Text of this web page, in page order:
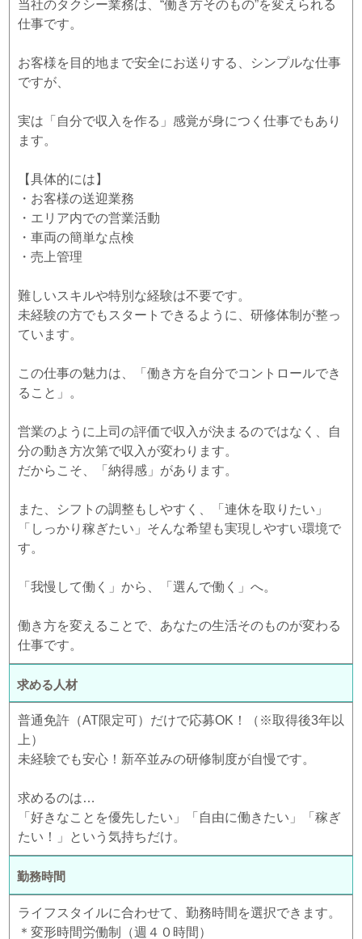
当社のタクシー業務は、“働き方そのもの”を変えられる
仕事です。
お客様を目的地まで安全にお送りする、シンプルな仕事
ですが、
実は「自分で収入を作る」感覚が身につく仕事でもあり
ます。
【具体的には】
・お客様の送迎業務
・エリア内での営業活動
・車両の簡単な点検
・売上管理
難しいスキルや特別な経験は不要です。
未経験の方でもスタートできるように、研修体制が整っ
ています。
この仕事の魅力は、「働き方を自分でコントロールでき
ること」。
営業のように上司の評価で収入が決まるのではなく、自
分の動き方次第で収入が変わります。
だからこそ、「納得感」があります。
また、シフトの調整もしやすく、「連休を取りたい」
「しっかり稼ぎたい」そんな希望も実現しやすい環境で
す。
「我慢して働く」から、「選んで働く」へ。
働き方を変えることで、あなたの生活そのものが変わる
仕事です。
求める人材
普通免許（AT限定可）だけで応募OK！（※取得後3年以
上）
未経験でも安心！新卒並みの研修制度が自慢です。
求めるのは…
「好きなことを優先したい」「自由に働きたい」「稼ぎ
たい！」という気持ちだけ。
勤務時間
ライフスタイルに合わせて、勤務時間を選択できます。
＊変形時間労働制（週４０時間）